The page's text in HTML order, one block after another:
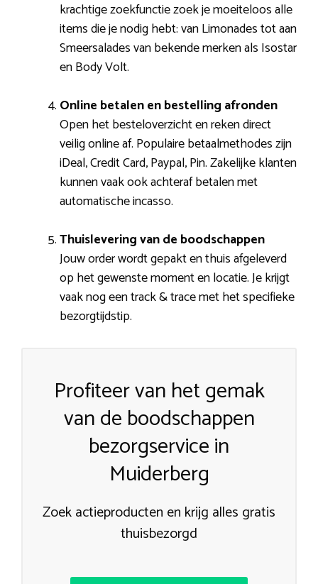
krachtige zoekfunctie zoek je moeiteloos alle
items die je nodig hebt: van Limonades tot aan
Smeersalades van bekende merken als Isostar
en Body Volt.
Online betalen en bestelling afronden
Open het besteloverzicht en reken direct
veilig online af. Populaire betaalmethodes zijn
iDeal, Credit Card, Paypal, Pin. Zakelijke klanten
kunnen vaak ook achteraf betalen met
automatische incasso.
Thuislevering van de boodschappen
Jouw order wordt gepakt en thuis afgeleverd
op het gewenste moment en locatie. Je krijgt
vaak nog een track & trace met het specifieke
bezorgtijdstip.
Profiteer van het gemak
van de boodschappen
bezorgservice in
Muiderberg
Zoek actieproducten en krijg alles gratis
thuisbezorgd